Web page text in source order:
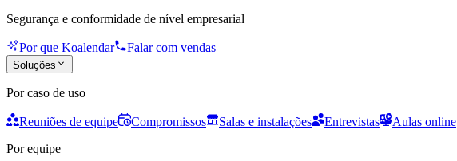
Segurança e conformidade de nível empresarial
Por que Koalendar Falar com vendas
Soluções
Por caso de uso
Reuniões de equipe Compromissos Salas e instalações Entrevistas
Aulas online
Por equipe